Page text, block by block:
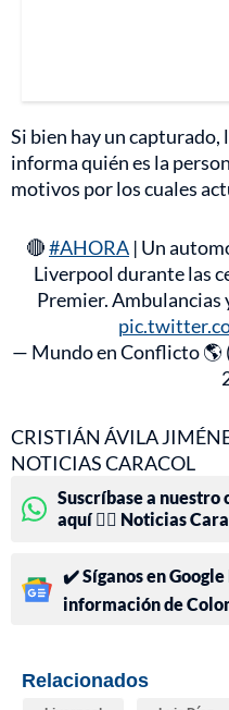
Si bien hay un
informa quién es la
motivos por los cuales
🔴#AHORA | Un
Liverpool durante las
Premier. Ambulancias
— Mundo en Conflicto 🌎
CRISTIÁN ÁVILA
NOTICIAS CARACOL
Suscríbase a nuestro
aquí 👉🏻 Noticias
✔️ Síganos en
información de
Relacionados